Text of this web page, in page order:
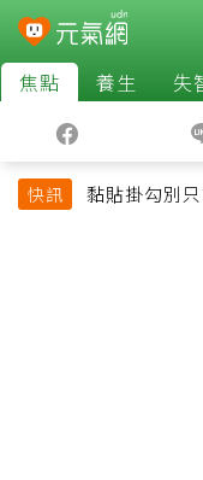
焦點 養生 失
快訊
黏貼掛勾別